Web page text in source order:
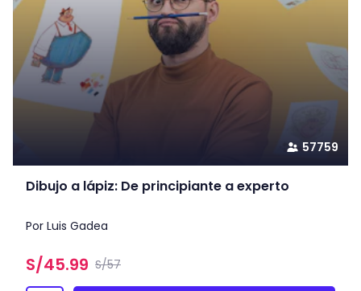
57759
Dibujo a lápiz: De principiante a experto
Por Luis Gadea
S/45.99 S/57